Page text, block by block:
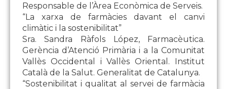
Responsable de l’Àrea Econòmica de Serveis.
“La xarxa de farmàcies davant el canvi
climàtic i la sostenibilitat”
Sra. Sandra Ràfols López, Farmacèutica.
Gerència d’Atenció Primària i a la Comunitat
Vallès Occidental i Vallès Oriental. Institut
Català de la Salut. Generalitat de Catalunya.
“Sostenibilitat i qualitat al servei de farmàcia